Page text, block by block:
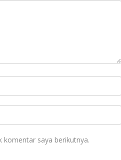
komentar saya berikutnya.